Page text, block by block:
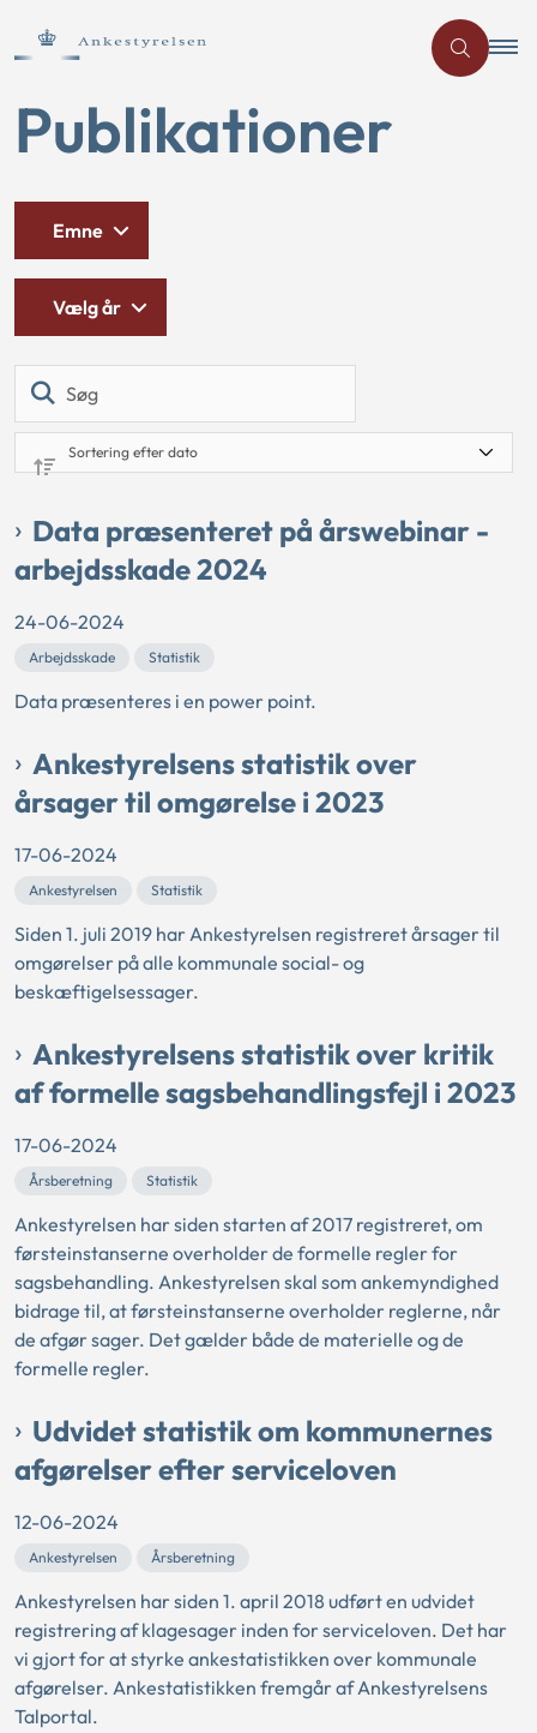
Publikationer
Emne
Vælg år
Data præsenteret på årswebinar -
arbejdsskade 2024
24-06-2024
Arbejdsskade Statistik
Data præsenteres i en power point.
Ankestyrelsens statistik over
årsager til omgørelse i 2023
17-06-2024
Ankestyrelsen Statistik
Siden 1. juli 2019 har Ankestyrelsen registreret årsager til
omgørelser på alle kommunale social- og
beskæftigelsessager.
Ankestyrelsens statistik over kritik
af formelle sagsbehandlingsfejl i 2023
17-06-2024
Årsberetning Statistik
Ankestyrelsen har siden starten af 2017 registreret, om
førsteinstanserne overholder de formelle regler for
sagsbehandling. Ankestyrelsen skal som ankemyndighed
bidrage til, at førsteinstanserne overholder reglerne, når
de afgør sager. Det gælder både de materielle og de
formelle regler.
Udvidet statistik om kommunernes
afgørelser efter serviceloven
12-06-2024
Ankestyrelsen Årsberetning
Ankestyrelsen har siden 1. april 2018 udført en udvidet
registrering af klagesager inden for serviceloven. Det har
vi gjort for at styrke ankestatistikken over kommunale
afgørelser. Ankestatistikken fremgår af Ankestyrelsens
Talportal.